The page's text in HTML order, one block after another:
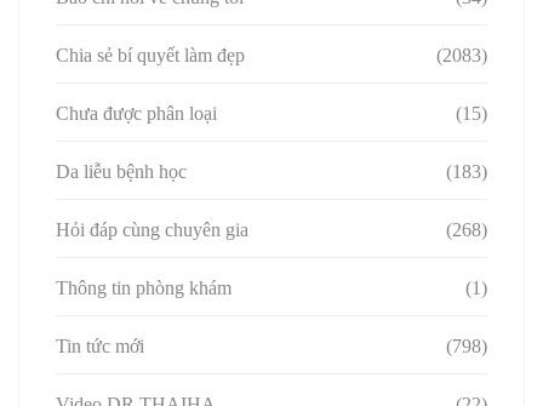
Chia sẻ bí quyết làm đẹp (2083)
Chưa được phân loại (15)
Da liễu bệnh học (183)
Hỏi đáp cùng chuyên gia (268)
Thông tin phòng khám (1)
Tin tức mới (798)